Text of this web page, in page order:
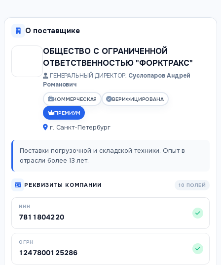
О поставщике
ОБЩЕСТВО С ОГРАНИЧЕННОЙ
ОТВЕТСТВЕННОСТЬЮ "ФОРКТРАКС"
ГЕНЕРАЛЬНЫЙ ДИРЕКТОР: Суслопаров Андрей
Романович
КОММЕРЧЕСКАЯ ВЕРИФИЦИРОВАНА
ПРЕМИУМ
г. Санкт-Петербург
Поставки погрузочной и складской техники. Опыт в
отрасли более 13 лет.
РЕКВИЗИТЫ КОМПАНИИ 10 ПОЛЕЙ
ИНН
7811804220
ОГРН
1247800125286